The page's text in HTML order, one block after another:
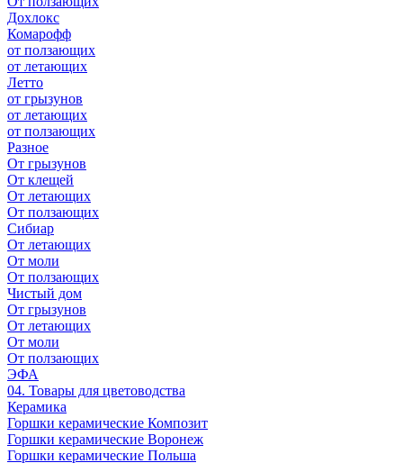
Дохлокс
Комарофф
от ползающих
от летающих
Летто
от грызунов
от летающих
от ползающих
Разное
От грызунов
От клещей
От летающих
От ползающих
Сибиар
От летающих
От моли
От ползающих
Чистый дом
От грызунов
От летающих
От моли
От ползающих
ЭФА
04. Товары для цветоводства
Керамика
Горшки керамические Композит
Горшки керамические Воронеж
Горшки керамические Польша